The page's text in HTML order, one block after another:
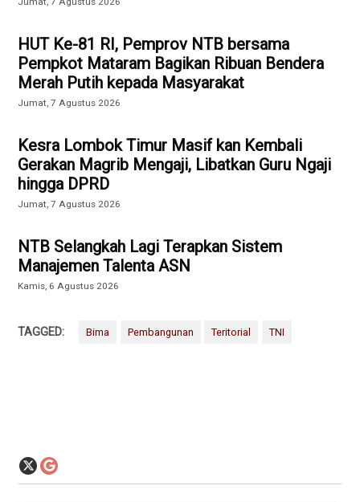
HUT Ke-81 RI, Pemprov NTB bersama
Pempkot Mataram Bagikan Ribuan Bendera
Merah Putih kepada Masyarakat
Jumat, 7 Agustus 2026
Kesra Lombok Timur Masif kan Kembali
Gerakan Magrib Mengaji, Libatkan Guru Ngaji
hingga DPRD
Jumat, 7 Agustus 2026
NTB Selangkah Lagi Terapkan Sistem
Manajemen Talenta ASN
Kamis, 6 Agustus 2026
TAGGED: Bima Pembangunan Teritorial TNI